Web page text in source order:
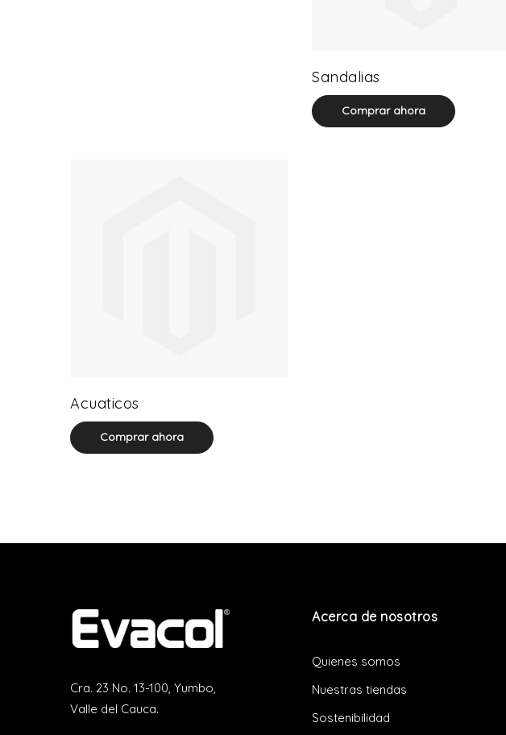
Sandalias
Comprar ahora
Acuaticos
Comprar ahora
Cra. 23 No. 13-100, Yumbo,
Valle del Cauca.
Acerca de nosotros
Quienes somos
Nuestras tiendas
Sostenibilidad